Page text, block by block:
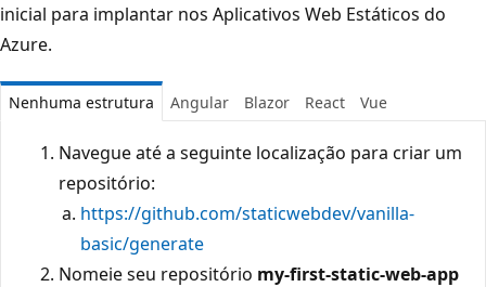
inicial para implantar nos Aplicativos Web Estáticos do
Azure.
Nenhuma estrutura Angular Blazor React Vue
Navegue até a seguinte localização para criar um
repositório:
https://github.com/staticwebdev/vanilla-
basic/generate
Nomeie seu repositório my-first-static-web-app